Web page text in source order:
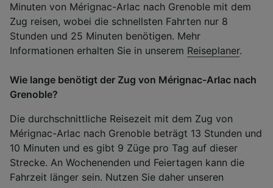
Minuten von Mérignac-Arlac nach Grenoble mit dem
Zug reisen, wobei die schnellsten Fahrten nur 8
Stunden und 25 Minuten benötigen. Mehr
Informationen erhalten Sie in unserem Reiseplaner.
Wie lange benötigt der Zug von Mérignac-Arlac nach
Grenoble?
Die durchschnittliche Reisezeit mit dem Zug von
Mérignac-Arlac nach Grenoble beträgt 13 Stunden und
10 Minuten und es gibt 9 Züge pro Tag auf dieser
Strecke. An Wochenenden und Feiertagen kann die
Fahrzeit länger sein. Nutzen Sie daher unseren